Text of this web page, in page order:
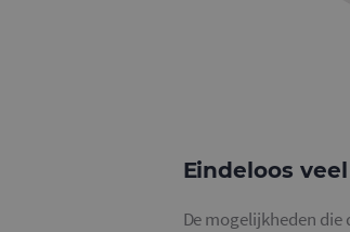
Eindeloos
De mogelijkheden